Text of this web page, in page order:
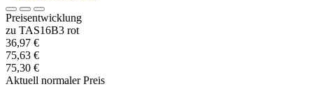
Preisentwicklung
zu TAS16B3 rot
36,97 €
75,63 €
75,30 €
Aktuell normaler Preis